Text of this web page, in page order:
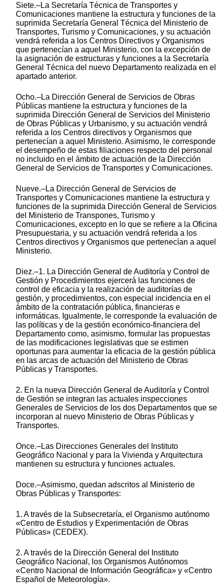
Siete.–La Secretaría Técnica de Transportes y
Comunicaciones mantiene la estructura y funciones de la
suprimida Secretaría General Técnica del Ministerio de
Transportes, Turismo y Comunicaciones, y su actuación
vendrá referida a los Centros Directivos y Organismos
que pertenecían a aquel Ministerio, con la excepción de
la asignación de estructuras y funciones a la Secretaría
General Técnica del nuevo Departamento realizada en el
apartado anterior.
Ocho.–La Dirección General de Servicios de Obras
Públicas mantiene la estructura y funciones de la
suprimida Dirección General de Servicios del Ministerio
de Obras Públicas y Urbanismo, y su actuación vendrá
referida a los Centros directivos y Organismos que
pertenecían a aquel Ministerio. Asimismo, le corresponde
el desempeño de estas filiaciones respecto del personal
no incluido en el ámbito de actuación de la Dirección
General de Servicios de Transportes y Comunicaciones.
Nueve.–La Dirección General de Servicios de
Transportes y Comunicaciones mantiene la estructura y
funciones de la suprimida Dirección General de Servicios
del Ministerio de Transpones, Turismo y
Comunicaciones, excepto en lo que se refiere a la Oficina
Presupuestaria, y su actuación vendrá referida a los
Centros directivos y Organismos que pertenecían a aquel
Ministerio.
Diez.–1. La Dirección General de Auditoría y Control de
Gestión y Procedimientos ejercerá las funciones de
control de eficacia y la realización de auditorías de
gestión, y procedimientos, con especial incidencia en el
ámbito de la contratación pública, financieras e
informáticas. Igualmente, le corresponde la evaluación de
las políticas y de la gestión económico-financiera del
Departamento como, asimismo, formular las propuestas
de las modificaciones legislativas que se estimen
oportunas para aumentar la eficacia de la gestión pública
en las arcas de actuación del Ministerio de Obras
Públicas y Transportes.
2. En la nueva Dirección General de Auditoría y Control
de Gestión se integran las actuales inspecciones
Generales de Servicios de los dos Departamentos que se
incorporan al nuevo Ministerio de Obras Públicas y
Transportes.
Once.–Las Direcciones Generales del Instituto
Geográfico Nacional y para la Vivienda y Arquitectura
mantienen su estructura y funciones actuales.
Doce.–Asimismo, quedan adscritos al Ministerio de
Obras Públicas y Transportes:
1. A través de la Subsecretaría, el Organismo autónomo
«Centro de Estudios y Experimentación de Obras
Públicas» (CEDEX).
2. A través de la Dirección General del Instituto
Geográfico Nacional, los Organismos Autónomos
«Centro Nacional de Información Geográfica» y «Centro
Español de Meteorología».